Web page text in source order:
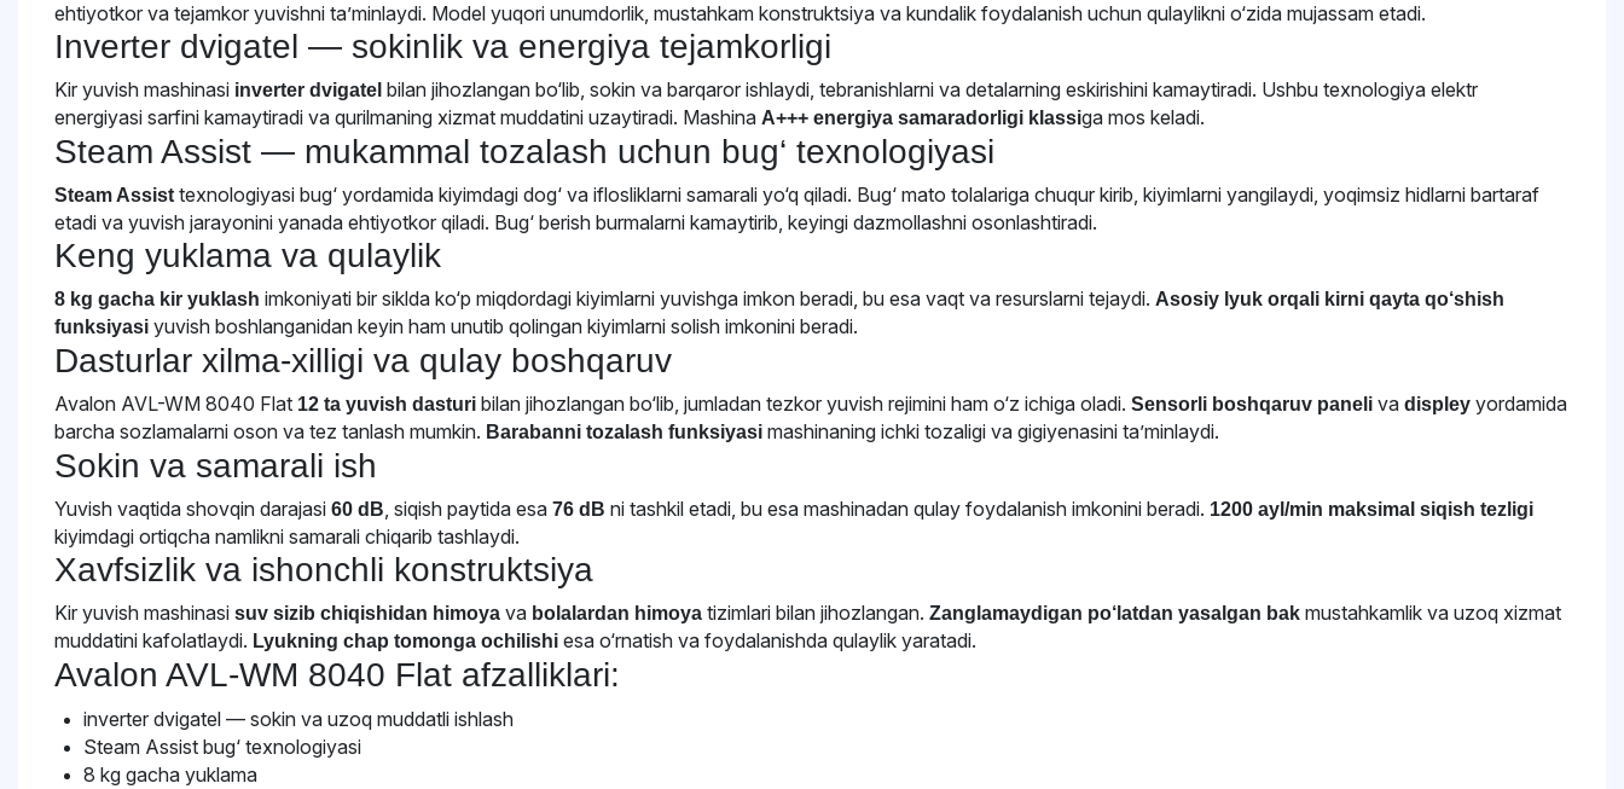
ehtiyotkor va tejamkor yuvishni ta’minlaydi. Model yuqori unumdorlik, mustahkam konstruktsiya va kundalik foydalanish uchun qulaylikni o‘zida mujassam etadi.
Inverter dvigatel — sokinlik va energiya tejamkorligi
Kir yuvish mashinasi inverter dvigatel bilan jihozlangan bo‘lib, sokin va barqaror ishlaydi, tebranishlarni va detalarning eskirishini kamaytiradi. Ushbu texnologiya elektr
energiyasi sarfini kamaytiradi va qurilmaning xizmat muddatini uzaytiradi. Mashina A+++ energiya samaradorligi klassiga mos keladi.
Steam Assist — mukammal tozalash uchun bug‘ texnologiyasi
Steam Assisttexnologiyasi bug‘ yordamida kiyimdagi dog‘ va iflosliklarni samarali yo‘q qiladi. Bug‘ mato tolalariga chuqur kirib, kiyimlarni yangilaydi, yoqimsiz hidlarni bartaraf
etadi va yuvish jarayonini yanada ehtiyotkor qiladi. Bug‘ berish burmalarni kamaytirib, keyingi dazmollashni osonlashtiradi.
Keng yuklama va qulaylik
8 kg gacha kir yuklash imkoniyati bir siklda ko‘p miqdordagi kiyimlarni yuvishga imkon beradi, bu esa vaqt va resurslarni tejaydi. Asosiy lyuk orqali kirni qayta qo‘shish
funksiyasi yuvish boshlanganidan keyin ham unutib qolingan kiyimlarni solish imkonini beradi.
Dasturlar xilma-xilligi va qulay boshqaruv
Avalon AVL-WM 8040 Flat 12 ta yuvish dasturi bilan jihozlangan bo‘lib, jumladan tezkor yuvish rejimini ham o‘z ichiga oladi. Sensorli boshqaruv paneli va displey yordamida
barcha sozlamalarni oson va tez tanlash mumkin. Barabanni tozalash funksiyasi mashinaning ichki tozaligi va gigiyenasini ta’minlaydi.
Sokin va samarali ish
Yuvish vaqtida shovqin darajasi 60 dB, siqish paytida esa 76 dB ni tashkil etadi, bu esa mashinadan qulay foydalanish imkonini beradi. 1200 ayl/min maksimal siqish tezligi
kiyimdagi ortiqcha namlikni samarali chiqarib tashlaydi.
Xavfsizlik va ishonchli konstruktsiya
Kir yuvish mashinasi suv sizib chiqishidan himoya va bolalardan himoya tizimlari bilan jihozlangan. Zanglamaydigan po‘latdan yasalgan bak mustahkamlik va uzoq xizmat
muddatini kafolatlaydi. Lyukning chap tomonga ochilishi esa o‘rnatish va foydalanishda qulaylik yaratadi.
Avalon AVL-WM 8040 Flat afzalliklari:
inverter dvigatel — sokin va uzoq muddatli ishlash
Steam Assist bug‘ texnologiyasi
8 kg gacha yuklama